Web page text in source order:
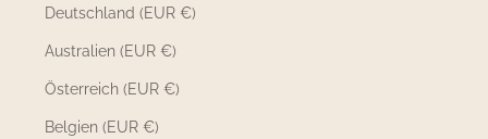
Deutschland (EUR €)
Australien (EUR €)
Österreich (EUR €)
Belgien (EUR €)